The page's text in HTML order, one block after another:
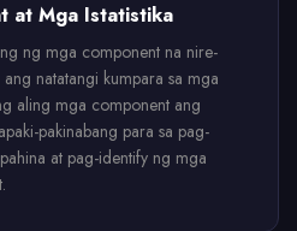
at Mga Istatistika
ng mga component na nire-
natatangi kumpara sa mga
aling mga component ang
pakinabang para sa pag-
at pag-identify ng mga